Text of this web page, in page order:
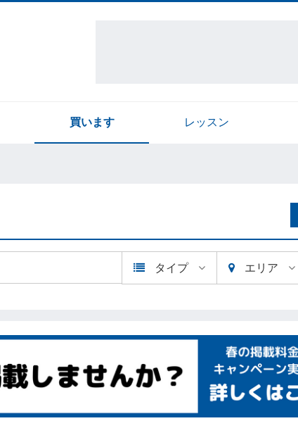
買います レッスン
タイプ エリア